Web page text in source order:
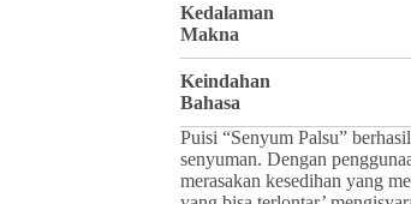
Kedalaman
Makna
Keindahan
Bahasa
Puisi “Senyum Palsu”
senyuman. Dengan
merasakan kesedihan yang